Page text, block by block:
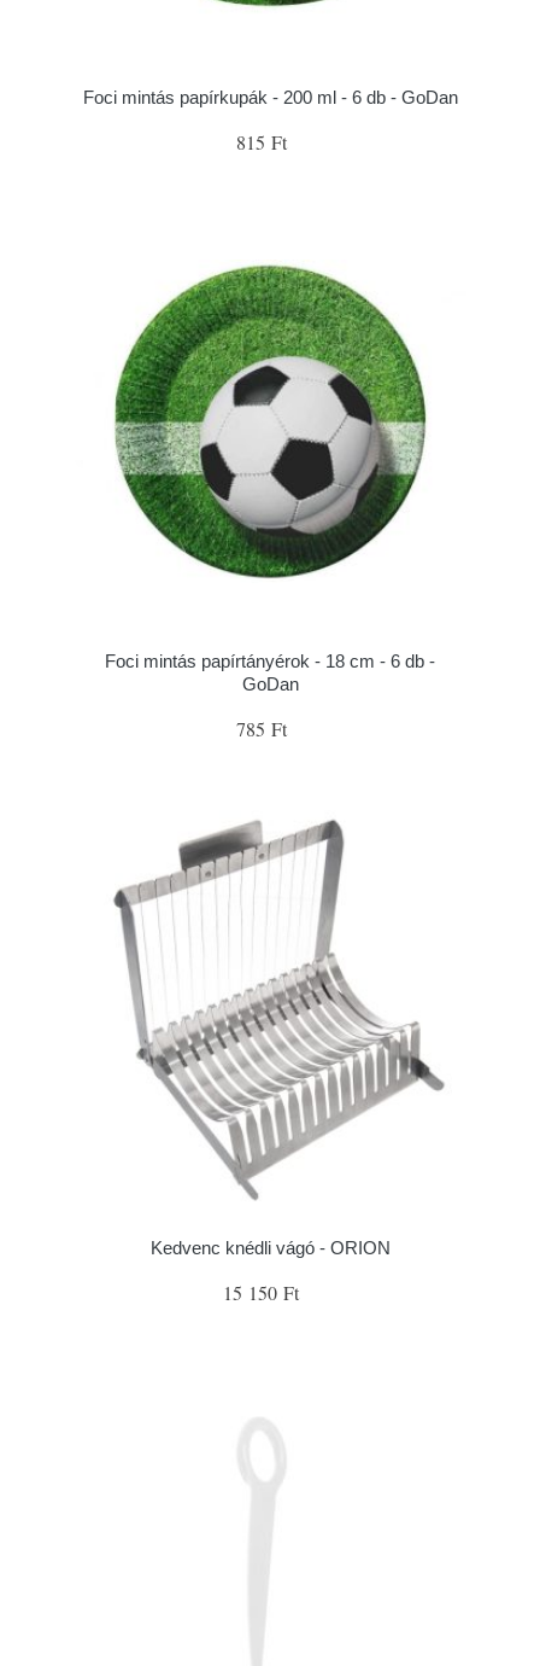
Foci mintás papírkupák - 200 ml - 6 db - GoDan
815 Ft
Foci mintás papírtányérok - 18 cm - 6 db -
GoDan
785 Ft
Kedvenc knédli vágó - ORION
15 150 Ft